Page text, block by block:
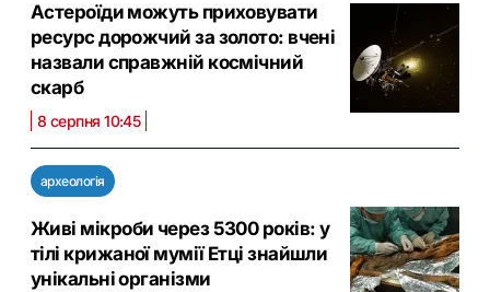
Астероїди можуть приховувати
ресурс дорожчий за золото: вчені
назвали справжній космічний
скарб
8 серпня 10:45
археологія
Живі мікроби через 5300 років: у
тілі крижаної мумії Етці знайшли
унікальні організми